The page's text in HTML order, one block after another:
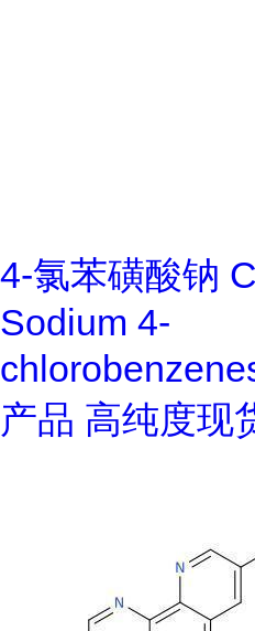
4-氯苯磺酸钠
Sodium 4-
产品 高纯度现